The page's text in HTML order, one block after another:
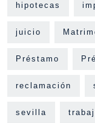
hipotecas
juicio
Préstamo
reclamación
sevilla